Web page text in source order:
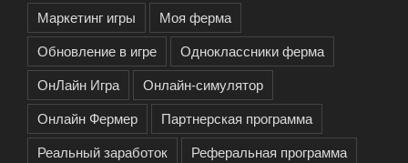
Маркетинг игры
Моя ферма
Обновление в игре
Одноклассники ферма
ОнЛайн Игра
Онлайн-симулятор
Онлайн Фермер
Партнерская программа
Реальный заработок
Реферальная программа